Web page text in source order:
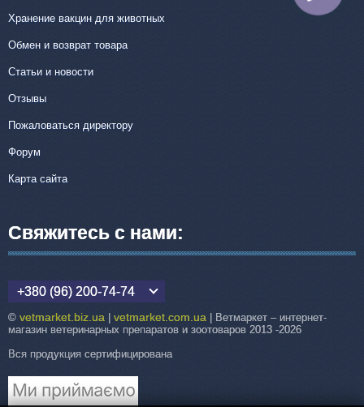
Хранение вакцин для животных
Обмен и возврат товара
Статьи и новости
Отзывы
Пожаловаться директору
Форум
Карта сайта
Свяжитесь с нами:
+380 (96) 200-74-74
© vetmarket.biz.ua | vetmarket.com.ua | Ветмаркет – интернет-
магазин ветеринарных препаратов и зоотоваров 2013 -2026
Вся продукция сертифицирована